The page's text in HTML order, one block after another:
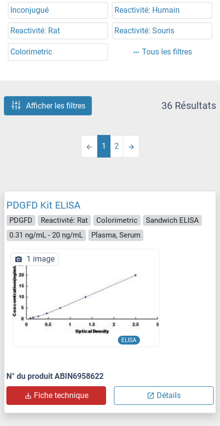
Inconjugué
Reactivité: Humain
Reactivité: Rat Reactivité: Souris
Colorimetric Tous les filtres
Afficher les filtres 36 Résultats
1 2
PDGFD Kit ELISA
PDGFD Reactivité: Rat Colorimetric
Sandwich ELISA
0.31 ng/mL - 20 ng/mL
Plasma, Serum
ELISA
1 image
N° du produit ABIN6958622
Fiche technique Détails